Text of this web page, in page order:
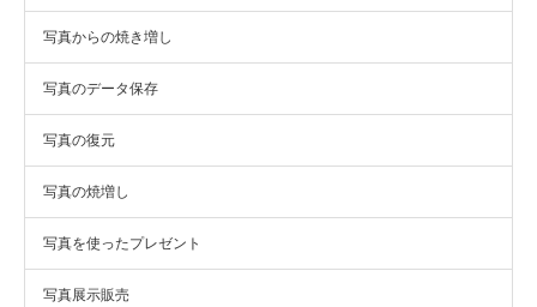
写真からの焼き増し
写真のデータ保存
写真の復元
写真の焼増し
写真を使ったプレゼント
写真展示販売